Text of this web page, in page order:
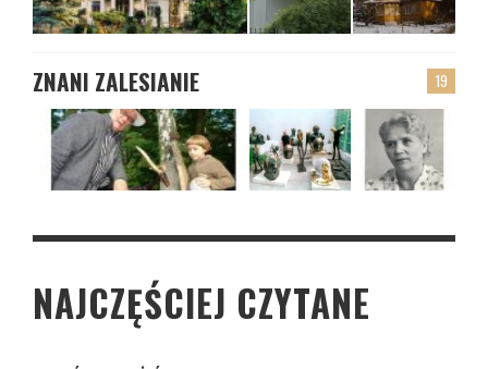
19
ZNANI ZALESIANIE
NAJCZĘŚCIEJ CZYTANE